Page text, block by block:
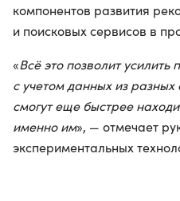
компонентов развития
и поисковых сервисов в
«Всё это позволит
с учетом данных из разных
смогут еще быстрее
именно им», — отмечает
экспериментальных